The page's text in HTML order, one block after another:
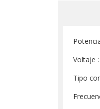
Voltaje
Tipo